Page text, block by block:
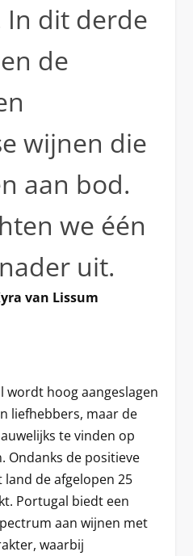
dit derde
de
wijnen die
aan bod.
we één
uit.
van Lissum
wordt hoog aangeslagen
liefhebbers, maar de
te vinden op
Ondanks de positieve
de afgelopen 25
Portugal biedt een
aan wijnen met
waarbij